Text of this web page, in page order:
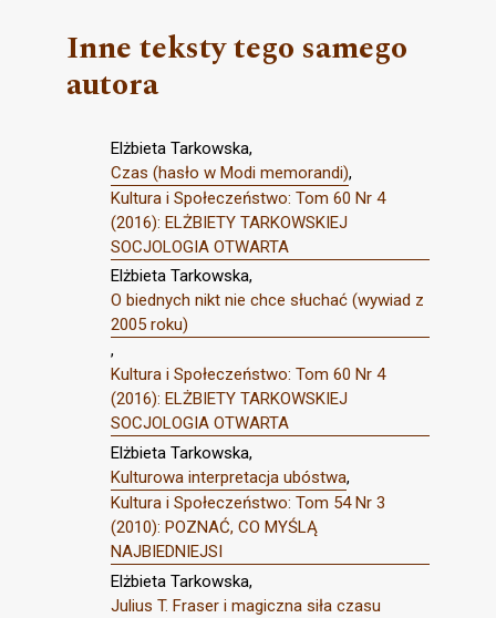
Inne teksty tego samego
autora
Elżbieta Tarkowska,
Czas (hasło w Modi memorandi),
Kultura i Społeczeństwo: Tom 60 Nr 4
(2016): ELŻBIETY TARKOWSKIEJ
SOCJOLOGIA OTWARTA
Elżbieta Tarkowska,
O biednych nikt nie chce słuchać (wywiad z
2005 roku)
,
Kultura i Społeczeństwo: Tom 60 Nr 4
(2016): ELŻBIETY TARKOWSKIEJ
SOCJOLOGIA OTWARTA
Elżbieta Tarkowska,
Kulturowa interpretacja ubóstwa,
Kultura i Społeczeństwo: Tom 54 Nr 3
(2010): POZNAĆ, CO MYŚLĄ
NAJBIEDNIEJSI
Elżbieta Tarkowska,
Julius T. Fraser i magiczna siła czasu